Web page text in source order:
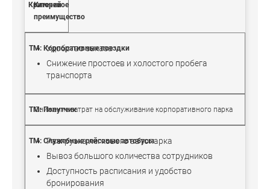
Ключевое
преимущество
Удобство заказа
Снижение простоев и холостого пробега
транспорта
Снижение затрат на обслуживание корпоративного парка
Разгрузка легкового автопарка
Вывоз большого количества сотрудников
Доступность расписания и удобство
бронирования